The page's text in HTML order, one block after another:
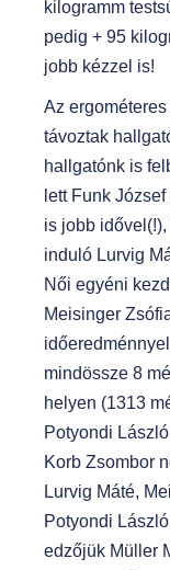
kilogramm
pedig + 95
jobb kézzel is!
Az
távoztak
hallgatónk is
lett Funk
is jobb
induló Lurvig
Női egyéni
Meisinger
mindössze 8
helyen (1313
Potyondi
Korb Zsombor
Lurvig Máté,
Potyondi
edzőjük Müller